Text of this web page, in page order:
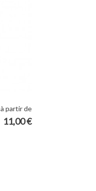
à partir de
11,00 €